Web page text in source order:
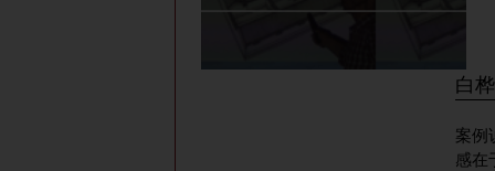
白
案例
感在